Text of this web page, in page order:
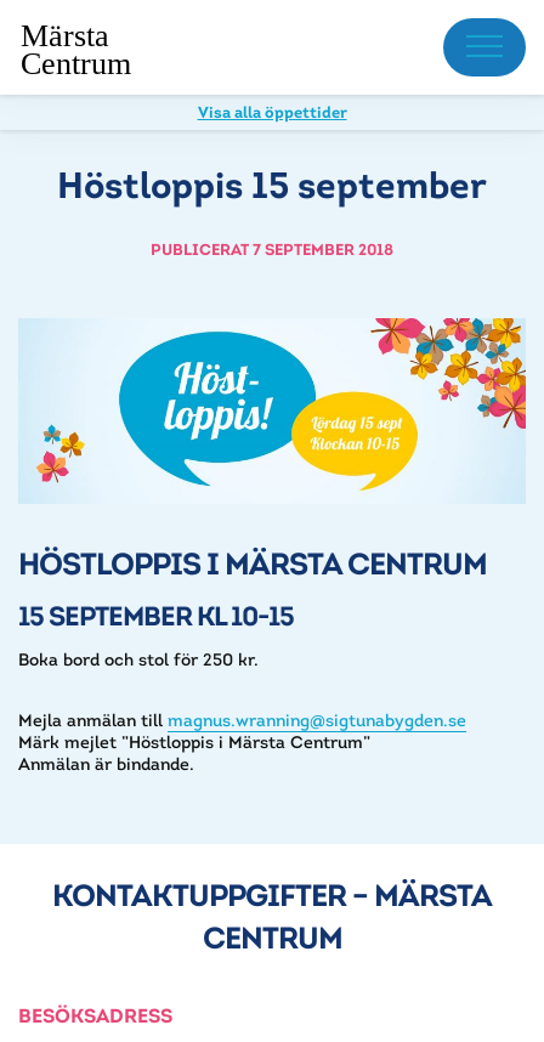
Meny
Visa alla öppettider
Höstloppis 15 september
PUBLICERAT 7 SEPTEMBER 2018
HÖSTLOPPIS I MÄRSTA CENTRUM
15 SEPTEMBER KL 10-15
Boka bord och stol för 250 kr.
Mejla anmälan till magnus.wranning@sigtunabygden.se
Märk mejlet ”Höstloppis i Märsta Centrum”
Anmälan är bindande.
KONTAKTUPPGIFTER – MÄRSTA
CENTRUM
BESÖKSADRESS